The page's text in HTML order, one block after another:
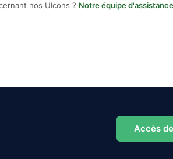
nos UIcons ? Notre équipe d'assistance
Accès